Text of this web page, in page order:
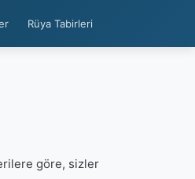
Rüya Tabirleri
göre, sizler